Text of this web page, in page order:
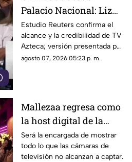
Palacio Nacional: Liz
Vilchis intentó
desvirtuar estudio de
Reuters sobre la
credibilidad de TV
Estudio Reuters confirma el
alcance y la credibilidad de TV
Azteca; versión presentada por
Liz Vilchis fue cuestionada al
agosto 07, 2026 05:23 p. m.
Mallezaa regresa como
la host digital de la
segunda temporada de
La Granja VIP
Será la encargada de mostrar
todo lo que las cámaras de
televisión no alcanzan a captar.